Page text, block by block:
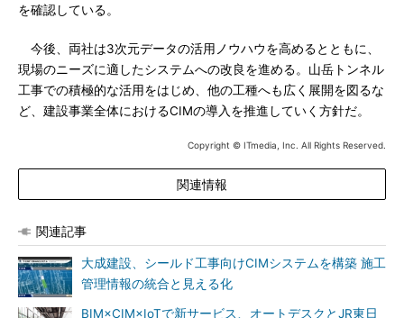
を確認している。
今後、両社は3次元データの活用ノウハウを高めるとともに、
現場のニーズに適したシステムへの改良を進める。山岳トンネル
工事での積極的な活用をはじめ、他の工種へも広く展開を図るな
ど、建設事業全体におけるCIMの導入を推進していく方針だ。
Copyright © ITmedia, Inc. All Rights Reserved.
関連情報
関連記事
大成建設、シールド工事向けCIMシステムを構築 施工
管理情報の統合と見える化
BIM×CIM×IoTで新サービス、オートデスクとJR東日